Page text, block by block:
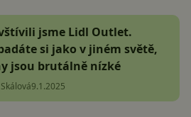
jsme Lidl Outlet.
si jako v jiném světě,
jsou brutálně nízké
9.1.2025